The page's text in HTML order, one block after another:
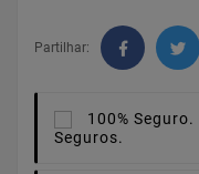
Partilhar:
100% Seguro.
Seguros.